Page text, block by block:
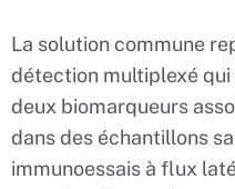
La solution commune
détection multiplexé
deux biomarqueurs
dans des échantillons
immunoessais à flux